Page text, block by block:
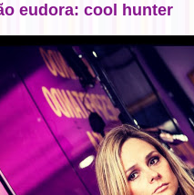
eudora: cool hunter